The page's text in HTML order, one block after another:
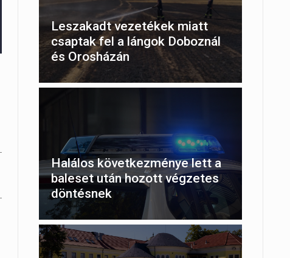
Leszakadt vezetékek miatt
csaptak fel a lángok Doboznál
és Orosházán
Halálos következménye lett a
baleset után hozott végzetes
döntésnek